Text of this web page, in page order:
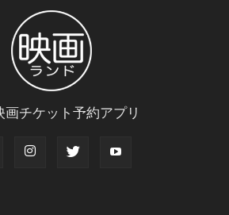
画チケット予約アプリ